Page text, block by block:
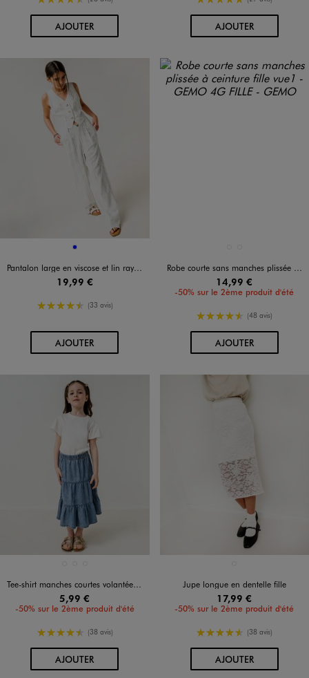
AJOUTERAU PANIER AJOUTERAU PANIER
Disponible en 1 coloris
BLEU
Pantalon large en viscose et lin rayé fille
19,99 €
4.5/5 de moyenne
(33 avis)
AJOUTERAU PANIER
Robe courte sans manches plissée à ceinture fille
14,99 €
-50% sur le 2ème produit d'été
4.5/5 de moyenne
(48 avis)
AJOUTERAU PANIER
Tee-shirt manches courtes volantées fille
5,99 €
-50% sur le 2ème produit d'été
4.5/5 de moyenne
(38 avis)
AJOUTERAU PANIER
Jupe longue en dentelle fille
17,99 €
-50% sur le 2ème produit d'été
4.5/5 de moyenne
(38 avis)
AJOUTERAU PANIER